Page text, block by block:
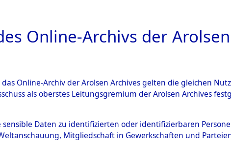
ARCHIVALE ÜBERSICHT BILD
Online-Archivs der
Online-Archiv der Arolsen Archives gelten die gleichen
als oberstes Leitungsgremium der Arolsen Archives
sensible Daten zu identifizierten oder identifizierbaren
Mitgliedschaft in Gewerkschaften und